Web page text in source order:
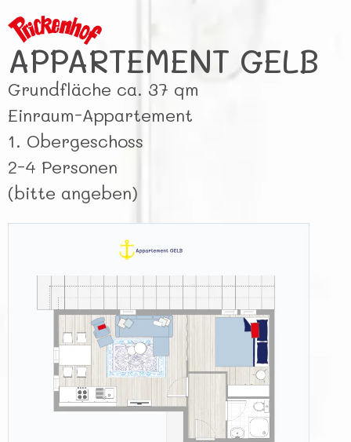
APPARTEMENT GELB
Grundfläche ca. 37 qm
Einraum-Appartement
1. Obergeschoss
2-4 Personen
(bitte angeben)